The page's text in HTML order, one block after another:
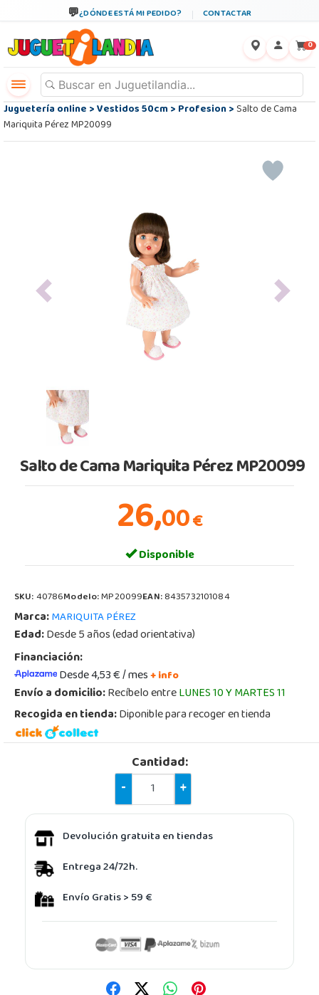
¿DÓNDE ESTÁ MI PEDIDO? CONTACTAR
0
Juguetería online>Vestidos 50cm>Profesion>Salto de Cama
Mariquita Pérez MP20099
Previous Next
Salto de Cama Mariquita Pérez MP20099
26,00€
Disponible
SKU:40786Modelo:MP20099EAN:8435732101084
Marca:MARIQUITA PÉREZ
Edad:Desde 5 años (edad orientativa)
Financiación:
Desde 4,53 € / mes+ info
Envío a domicilio:Recíbelo entreLUNES 10 Y MARTES 11
Recogida en tienda:Diponible para recoger en tienda
Cantidad:
-
+
Devolución gratuita en tiendas
Entrega 24/72h.
Envío Gratis > 59 €